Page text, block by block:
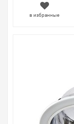
в избранные